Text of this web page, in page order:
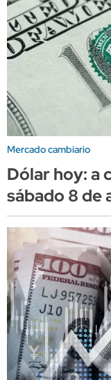
Mercado cambiario
Dólar hoy: a
sábado 8 de